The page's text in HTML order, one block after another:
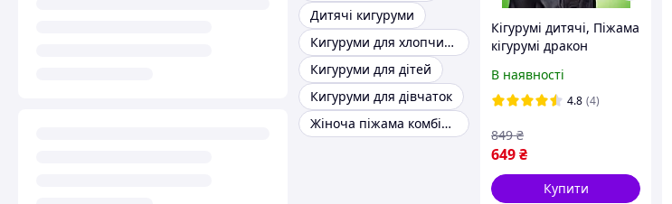
Дитячі кигуруми
Кигуруми для хлопчиків
Кигуруми для дітей
Кигуруми для дівчаток
Жіноча піжама комбінезон
Кігурумі дитячі, Піжама
кігурумі дракон
і дівчинки, костюм
беззубика
В наявності
4.8 (4)
649₴
849 ₴
Купити